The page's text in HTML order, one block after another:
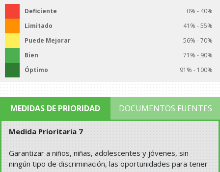
Deficiente
0% - 40%
Limitado
41% - 55%
Puede Mejorar
56% - 70%
Bien
71% - 90%
Óptimo
91% - 100%
MEDIDAS DE PRIORIDAD DOCUMENTOS FUENTES
Medida Prioritaria 7
Garantizar a niños, niñas, adolescentes y jóvenes, sin
ningún tipo de discriminación, las oportunidades para tener